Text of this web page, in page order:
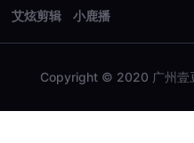
艾炫剪辑 小鹿播
Copyright © 2020 广州壹